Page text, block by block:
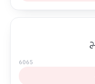
6065